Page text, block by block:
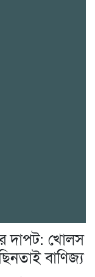
দাপট: খোলস
বাণিজ্য